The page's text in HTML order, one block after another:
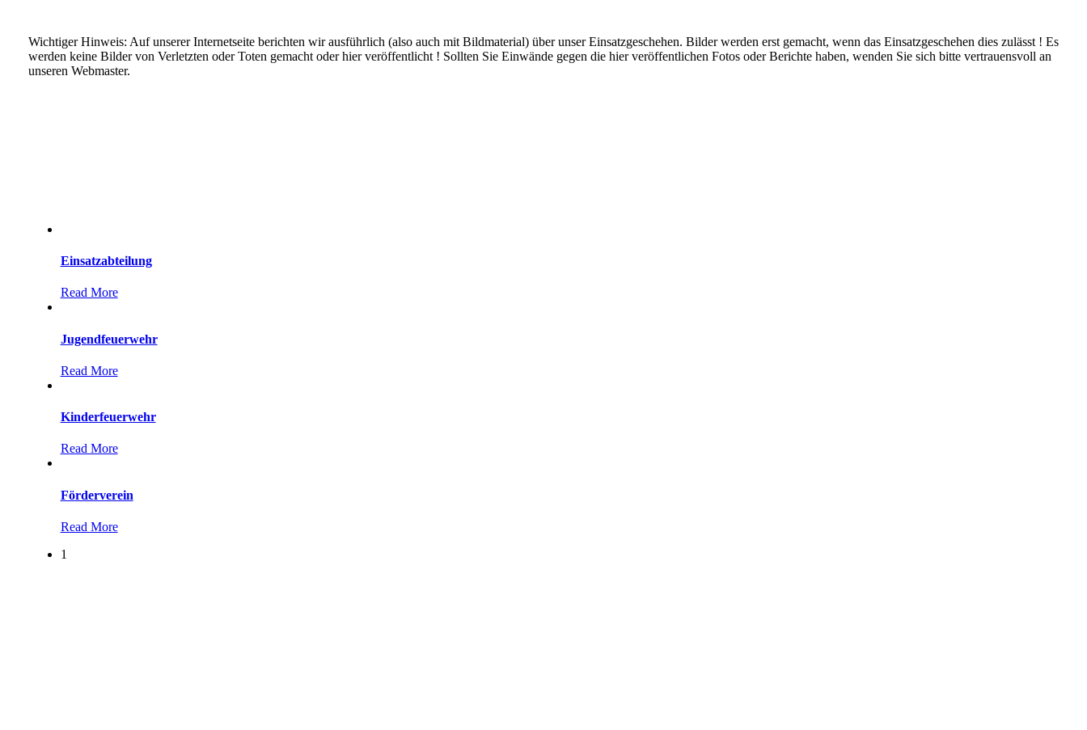
Wichtiger Hinweis: Auf unserer Internetseite berichten wir ausführlich (also auch mit Bildmaterial) über unser Einsatzgeschehen. Bilder werden erst gemacht, wenn das Einsatzgeschehen dies zulässt ! Es
werden keine Bilder von Verletzten oder Toten gemacht oder hier veröffentlicht ! Sollten Sie Einwände gegen die hier veröffentlichen Fotos oder Berichte haben, wenden Sie sich bitte vertrauensvoll an
unseren Webmaster.
Einsatzabteilung
Read More
Jugendfeuerwehr
Read More
Kinderfeuerwehr
Read More
Förderverein
Read More
1